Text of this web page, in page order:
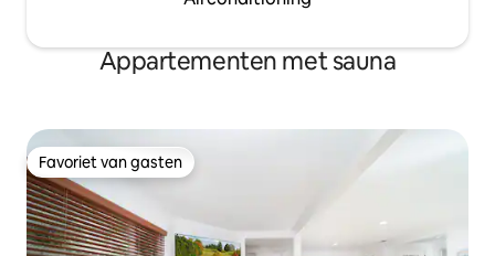
Appartementen met sauna
Favoriet van gasten
Favoriet van gasten